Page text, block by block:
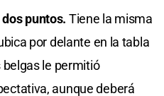
puntos. Tiene la misma
por delante en la tabla
le permitió
aunque deberá